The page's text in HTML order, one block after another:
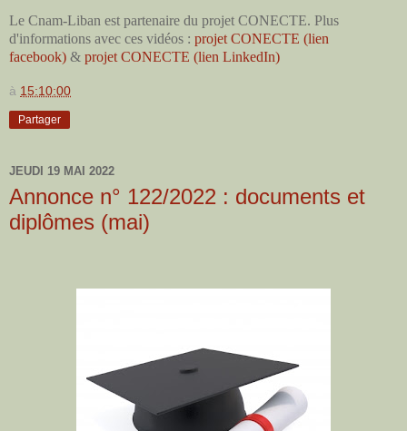
Le Cnam-Liban est partenaire du projet CONECTE. Plus
d'informations avec ces vidéos : projet CONECTE (lien
facebook) & projet CONECTE (lien LinkedIn)
à 15:10:00
Partager
JEUDI 19 MAI 2022
Annonce n° 122/2022 : documents et
diplômes (mai)